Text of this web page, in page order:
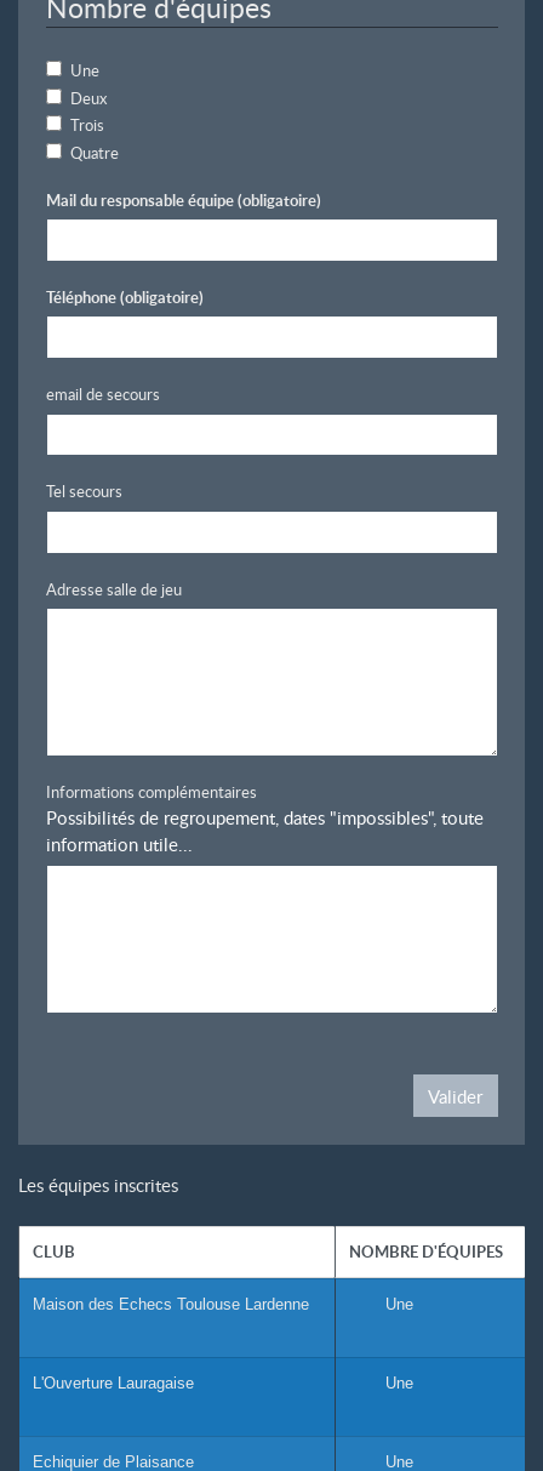
Une
Deux
Trois
Quatre
Mail du responsable équipe(obligatoire)
Téléphone(obligatoire)
email de secours
Tel secours
Adresse salle de jeu
Informations complémentaires
Possibilités de regroupement, dates "impossibles", toute
information utile...
Valider
Les équipes inscrites
CLUB NOMBRE D'ÉQUIPES
Maison des Echecs Toulouse Lardenne Une
L'Ouverture Lauragaise Une
Echiquier de Plaisance Une